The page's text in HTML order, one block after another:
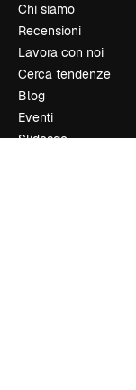
Chi siamo
Recensioni
Lavora con noi
Cerca tendenze
Blog
Eventi
Slidesgo